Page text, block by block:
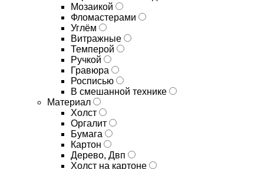
Мозаикой
Фломастерами
Углём
Витражные
Темперой
Ручкой
Гравюра
Росписью
В смешанной технике
Материал
Холст
Оргалит
Бумага
Картон
Дерево, Двп
Холст на картоне